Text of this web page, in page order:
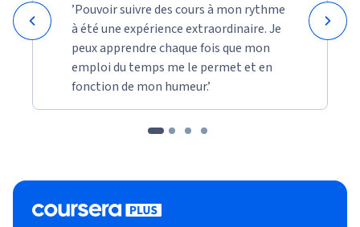
’Pouvoir suivre des cours à mon rythme
à été une expérience extraordinaire. Je
peux apprendre chaque fois que mon
emploi du temps me le permet et en
fonction de mon humeur.’